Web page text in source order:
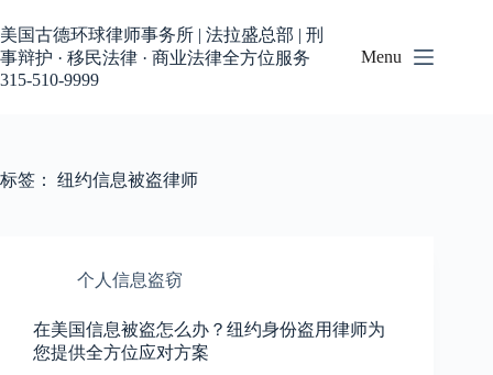
过
内
容
美国古德环球律师事务所 | 法拉盛总部 | 刑
事辩护 · 移民法律 · 商业法律全方位服务
315-510-9999
Menu
标签： 纽约信息被盗律师
个人信息盗窃
在美国信息被盗怎么办？纽约身份盗用律师为
您提供全方位应对方案